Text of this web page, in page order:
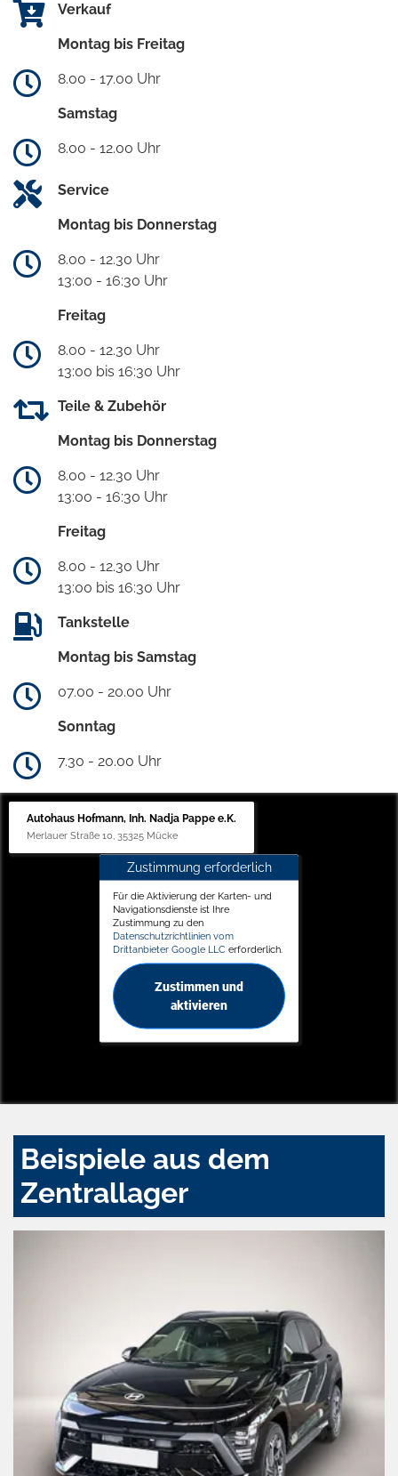
Verkauf
Montag bis Freitag
8.00 - 17.00 Uhr
Samstag
8.00 - 12.00 Uhr
Service
Montag bis Donnerstag
8.00 - 12.30 Uhr
13:00 - 16:30 Uhr
Freitag
8.00 - 12.30 Uhr
13:00 bis 16:30 Uhr
Teile & Zubehör
Montag bis Donnerstag
8.00 - 12.30 Uhr
13:00 - 16:30 Uhr
Freitag
8.00 - 12.30 Uhr
13:00 bis 16:30 Uhr
Tankstelle
Montag bis Samstag
07.00 - 20.00 Uhr
Sonntag
7.30 - 20.00 Uhr
Autohaus Hofmann, Inh. Nadja Pappe e.K.
Merlauer Straße 10, 35325 Mücke
Zustimmung erforderlich
Für die Aktivierung der Karten- und
Navigationsdienste ist Ihre
Zustimmung zu den
Datenschutzrichtlinien vom
Drittanbieter Google LLC erforderlich.
Zustimmen und
aktivieren
Beispiele aus dem
Zentrallager